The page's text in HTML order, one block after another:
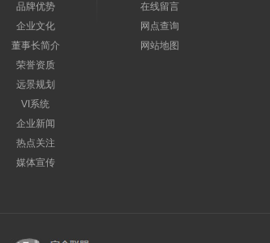
品牌优势
企业文化
董事长简介
荣誉资质
远景规划
VI系统
企业新闻
热点关注
媒体宣传
在线留言
网点查询
网站地图